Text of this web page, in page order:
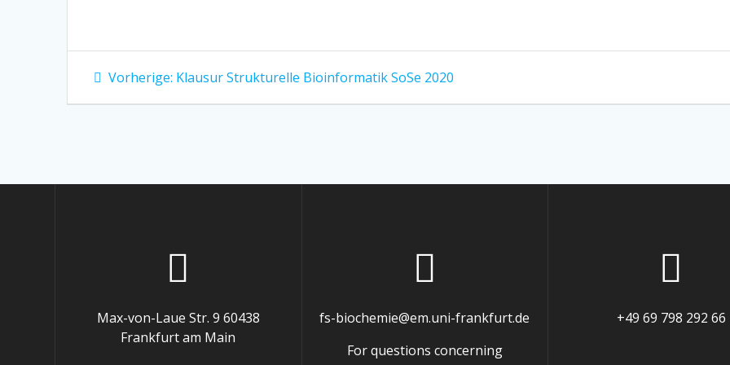
Beitragsnavigation
Vorherige: Vorheriger
Klausur Strukturelle Bioinformatik SoSe 2020
Max-von-Laue Str. 9 60438
Frankfurt am Main
fs-biochemie@em.uni-frankfurt.de
For questions concerning
+49 69 798 292 66